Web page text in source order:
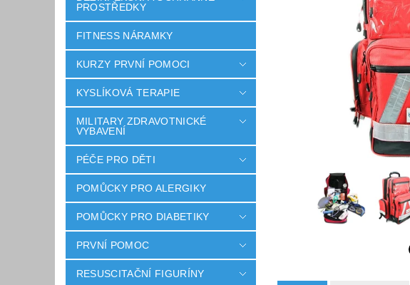
PROSTŘEDKY
FITNESS NÁRAMKY
KURZY PRVNÍ POMOCI
KYSLÍKOVÁ TERAPIE
MILITARY ZDRAVOTNICKÉ
VYBAVENÍ
PÉČE PRO DĚTI
POMŮCKY PRO ALERGIKY
POMŮCKY PRO DIABETIKY
PRVNÍ POMOC
RESUSCITAČNÍ FIGURÍNY